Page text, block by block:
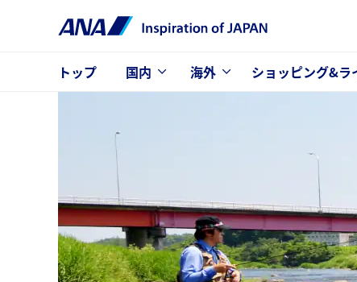
トップ 国内 海外 ショッピング&ラ